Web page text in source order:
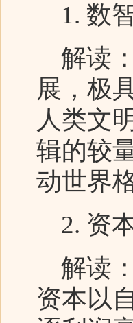
1. 数
解读
展，极
人类文
辑的较
动世界
2. 资
解读
资本以